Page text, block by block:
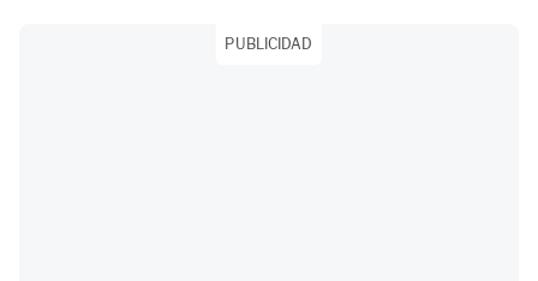
PUBLICIDAD